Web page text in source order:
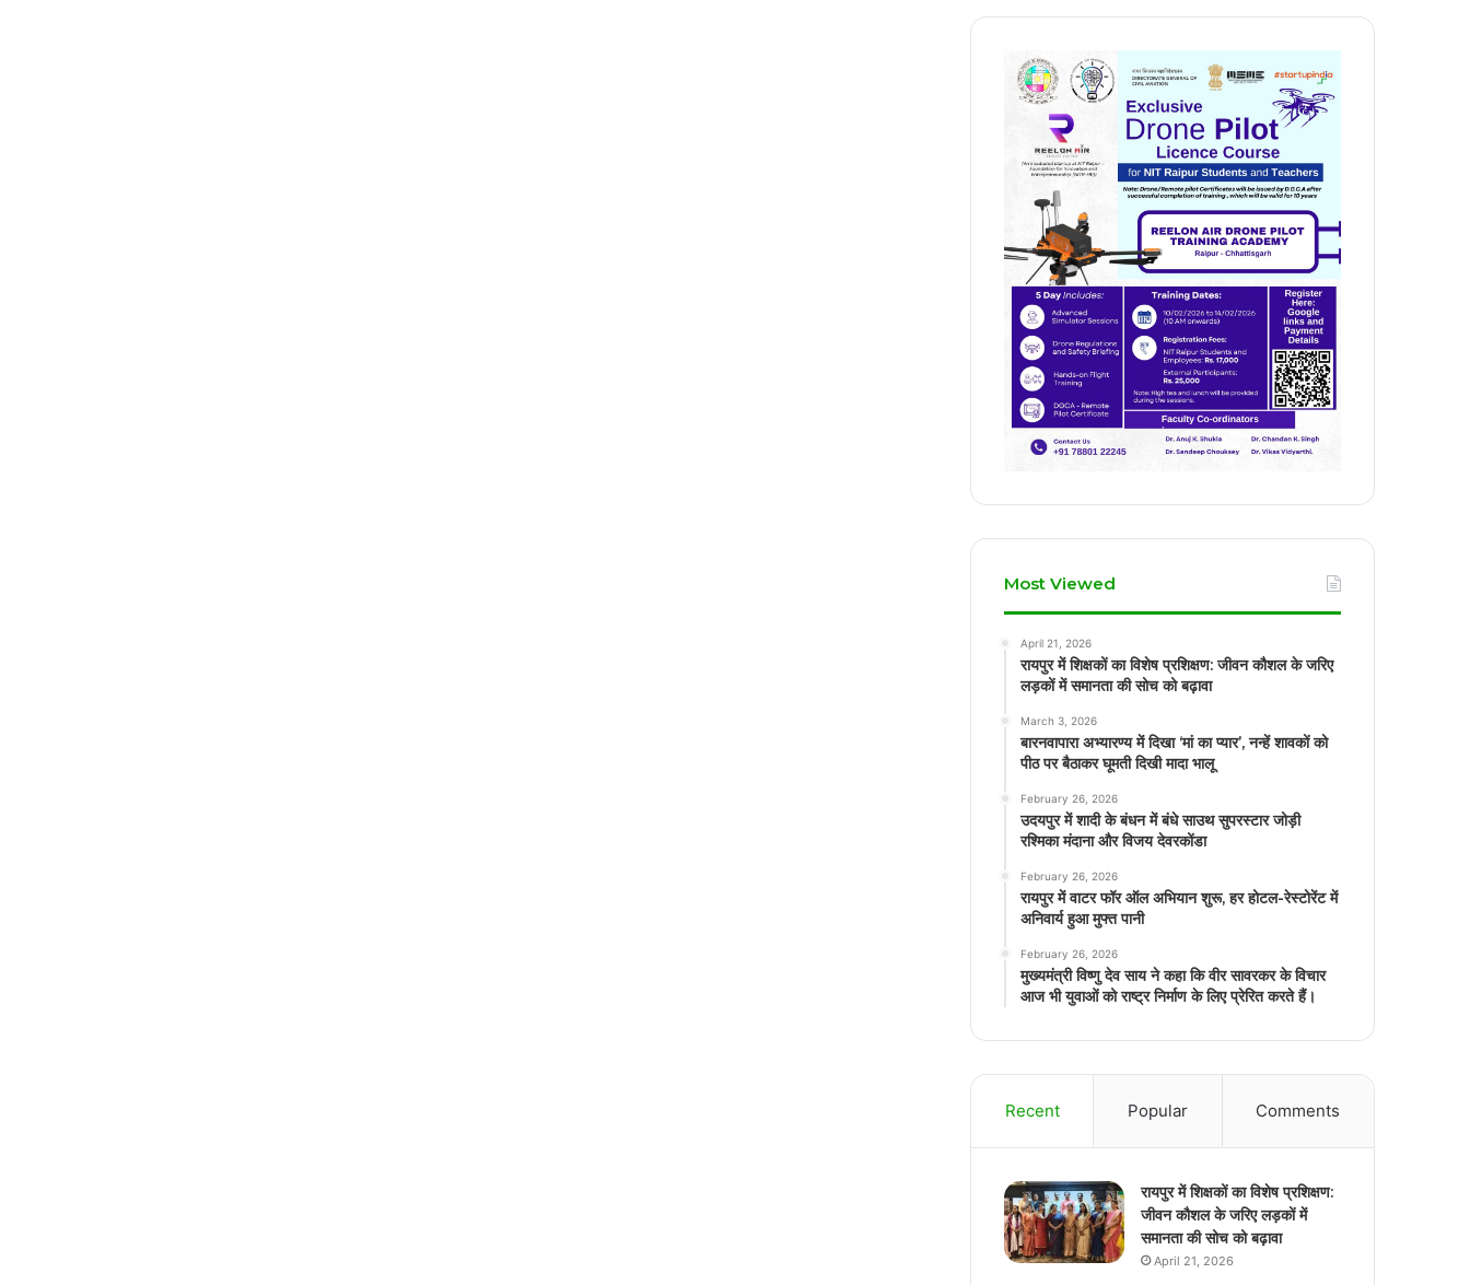
Most Viewed
April 21, 2026
रायपुर में शिक्षकों का विशेष प्रशिक्षण: जीवन कौशल के जरिए
लड़कों में समानता की सोच को बढ़ावा
March 3, 2026
बारनवापारा अभ्यारण्य में दिखा ‘मां का प्यार’, नन्हें शावकों को
पीठ पर बैठाकर घूमती दिखी मादा भालू
February 26, 2026
उदयपुर में शादी के बंधन में बंधे साउथ सुपरस्टार जोड़ी
रश्मिका मंदाना और विजय देवरकोंडा
February 26, 2026
रायपुर में वाटर फॉर ऑल अभियान शुरू, हर होटल-रेस्टोरेंट में
अनिवार्य हुआ मुफ्त पानी
February 26, 2026
मुख्यमंत्री विष्णु देव साय ने कहा कि वीर सावरकर के विचार
आज भी युवाओं को राष्ट्र निर्माण के लिए प्रेरित करते हैं।
Recent Popular Comments
रायपुर में शिक्षकों का विशेष प्रशिक्षण:
जीवन कौशल के जरिए लड़कों में
समानता की सोच को बढ़ावा
April 21, 2026